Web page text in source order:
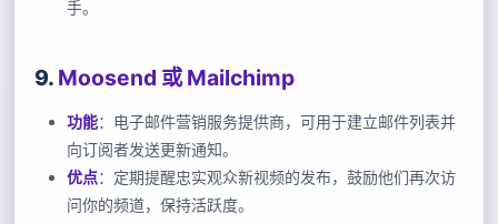
手。
9. Moosend 或 Mailchimp
功能：电子邮件营销服务提供商，可用于建立邮件列表并
向订阅者发送更新通知。
优点：定期提醒忠实观众新视频的发布，鼓励他们再次访
问你的频道，保持活跃度。